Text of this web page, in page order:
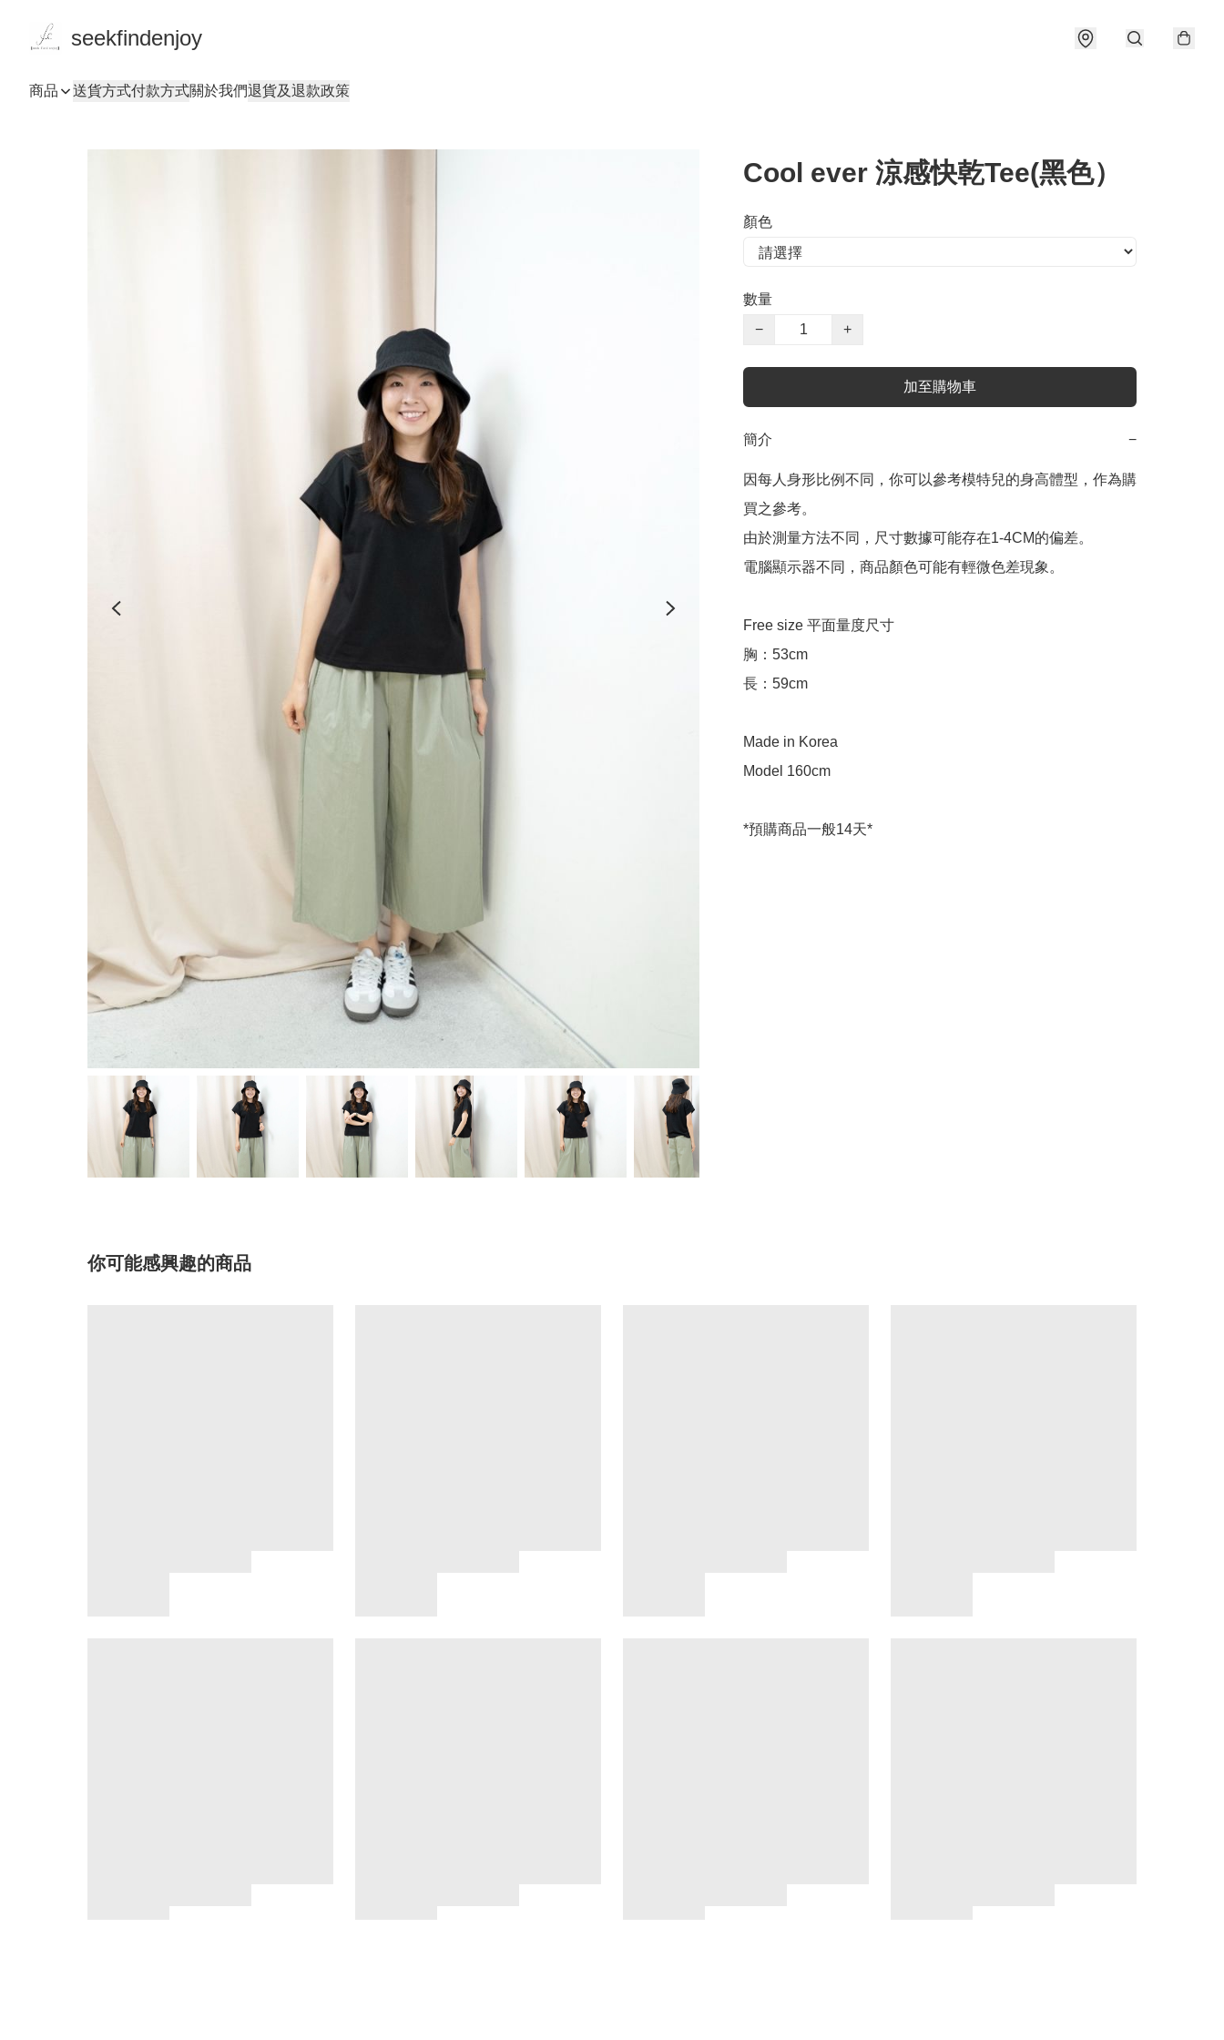
seekfindenjoy
商品 送貨方式付款方式關於我們退貨及退款政策
Cool ever 涼感快乾Tee(黑色）
顏色
數量
−
+
加至購物車
簡介 −
因每人身形比例不同，你可以參考模特兒的身高體型，作為購
買之參考。
由於測量方法不同，尺寸數據可能存在1-4CM的偏差。
電腦顯示器不同，商品顏色可能有輕微色差現象。
Free size 平面量度尺寸
胸：53cm
長：59cm
Made in Korea
Model 160cm
你可能感興趣的商品